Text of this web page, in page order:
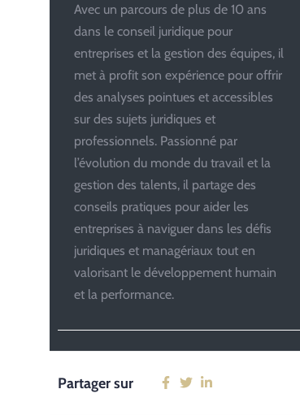
Avec un parcours de plus de 10 ans
dans le conseil juridique pour
entreprises et la gestion des équipes, il
met à profit son expérience pour offrir
des analyses pointues et accessibles
sur des sujets juridiques et
professionnels. Passionné par
l’évolution du monde du travail et la
gestion des talents, il partage des
conseils pratiques pour aider les
entreprises à naviguer dans les défis
juridiques et managériaux tout en
valorisant le développement humain
et la performance.
Partager sur